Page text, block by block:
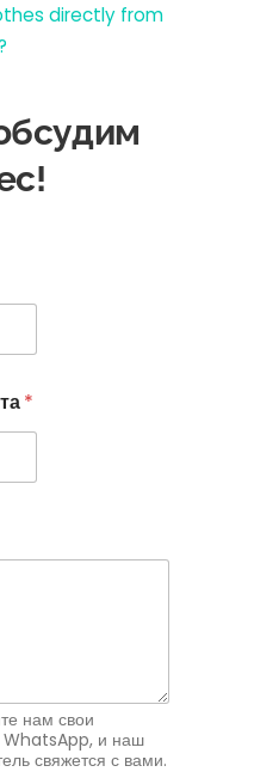
directly from
*
нам свои
WhatsApp, и наш
свяжется с вами.